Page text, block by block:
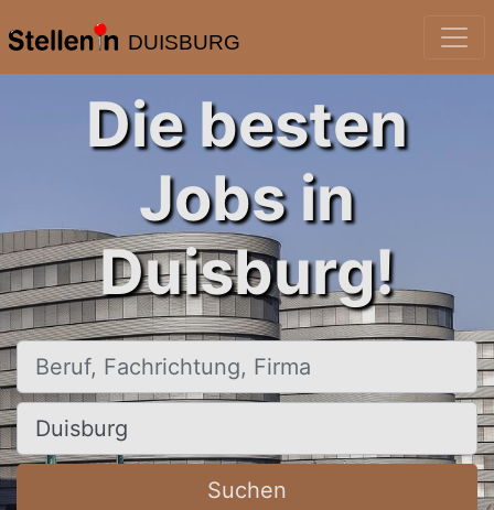
DUISBURG
Die besten
Jobs in
Duisburg!
Beruf, Fachrichtung, Firma
Ort, Stadt
Suchen